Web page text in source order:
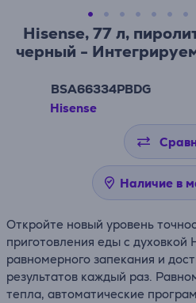
Hisense, 77 л,
черный -
BSA66334PBDG
Hisense
Наличие в
Откройте новый уровень
приготовления еды с духовкой
равномерного запекания и
результатов каждый раз.
тепла, автоматические